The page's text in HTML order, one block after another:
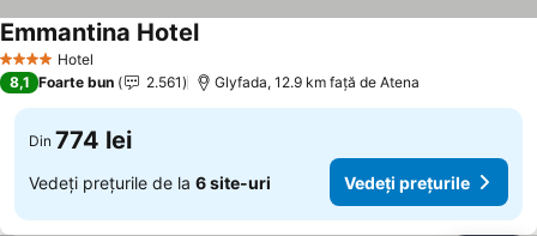
4 Stele Hotel
Emmantina Hotel
8,1 Foarte bun 2.561 Glyfada, 12.9 km faţă de Atena
Din 774 lei
Vedeți prețurile de la 6 site-uri Vedeți prețurile